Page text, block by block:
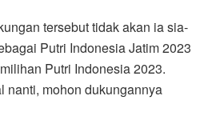
tersebut tidak akan ia sia-
Putri Indonesia Jatim 2023
Putri Indonesia 2023.
nanti, mohon dukungannya